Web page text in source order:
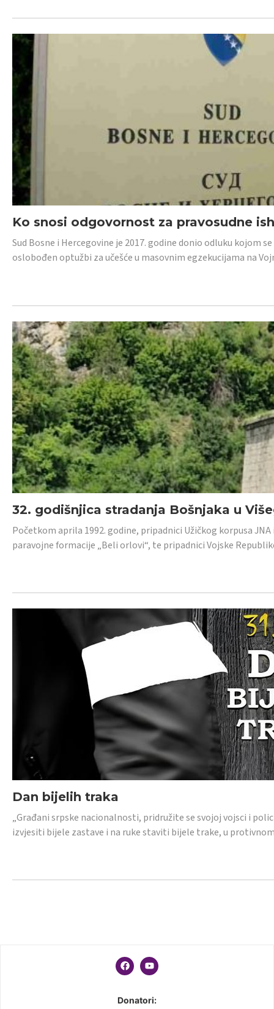
Ko snosi odgovornost za pravosudne
Sud Bosne i Hercegovine je 2017. godine donio odluku kojom
oslobođen optužbi za učešće u masovnim egzekucijama na
32. godišnjica stradanja Bošnjaka u
Početkom aprila 1992. godine, pripadnici Užičkog korpusa
paravojne formacije „Beli orlovi“, te pripadnici Vojske
Dan bijelih traka
„Građani srpske nacionalnosti, pridružite se svojoj vojsci i
izvjesiti bijele zastave i na ruke staviti bijele trake, u
Donatori: